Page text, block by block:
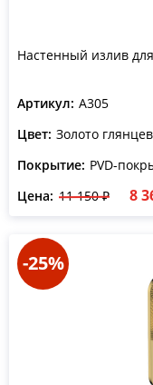
Настенный излив
Артикул: A305
Цвет: Золото
Покрытие: PVD-
Цена: 11 150 ₽ 8
-25%